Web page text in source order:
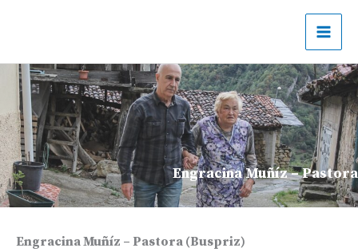
Engracina Muñíz – Pastora
Engracina Muñíz – Pastora (Buspriz)